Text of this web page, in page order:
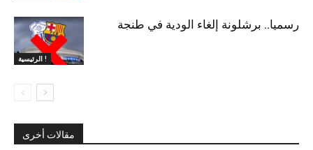
الرئيسية !
رسميا.. برشلونة إلغاء الودية في طنجة
مقالات أخرى